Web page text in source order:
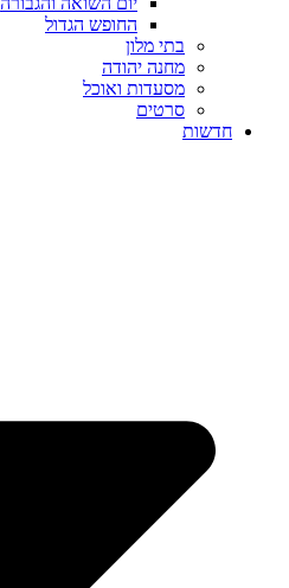
החופש הגדול
בתי מלון
מחנה יהודה
מסעדות ואוכל
סרטים
חדשות